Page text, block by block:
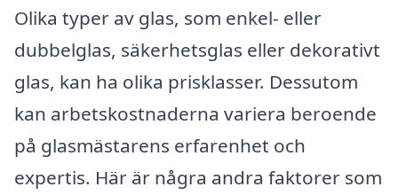
Olika typer av glas, som enkel- eller
dubbelglas, säkerhetsglas eller dekorativt
glas, kan ha olika prisklasser. Dessutom
kan arbetskostnaderna variera beroende
på glasmästarens erfarenhet och
expertis. Här är några andra faktorer som